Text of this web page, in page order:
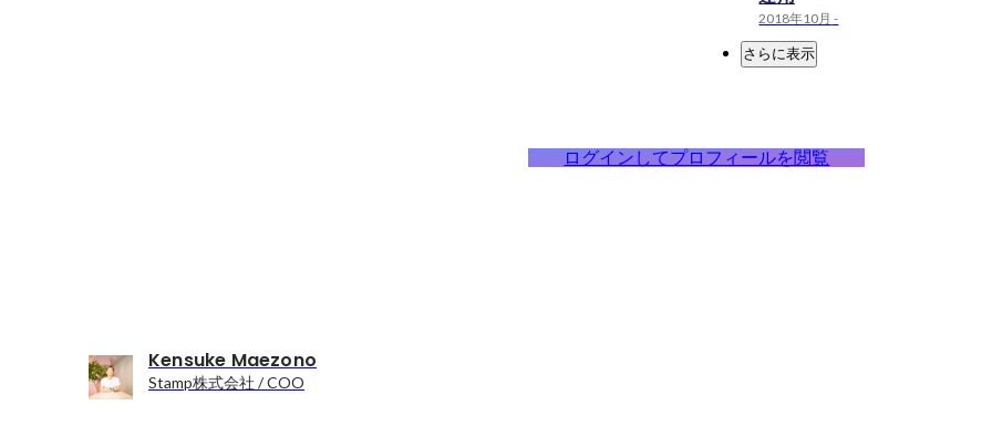
2018年10月 -
さらに表示
ログインしてプロフィールを閲覧
Kensuke Maezono
Stamp株式会社 / COO